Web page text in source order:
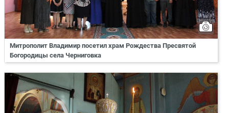
Митрополит Владимир посетил храм Рождества Пресвятой
Богородицы села Черниговка